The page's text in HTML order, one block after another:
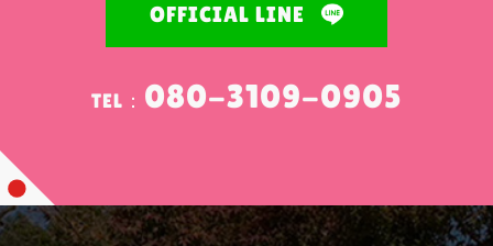
OFFICIAL LINE
TEL： 080-3109-0905